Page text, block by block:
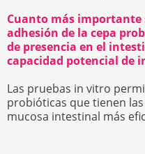
Cuanto más importante
adhesión de la cepa
de presencia en el
capacidad potencial de
Las pruebas in vitro
probióticas que tienen
mucosa intestinal más